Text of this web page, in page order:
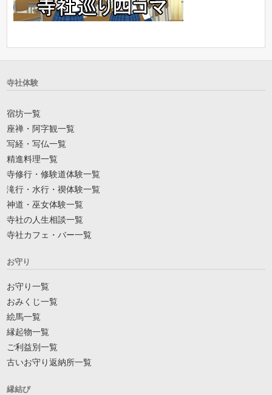
寺社体験
宿坊一覧
座禅・阿字観一覧
写経・写仏一覧
精進料理一覧
寺修行・修験道体験一覧
滝行・水行・禊体験一覧
神道・巫女体験一覧
寺社の人生相談一覧
寺社カフェ・バー一覧
お守り
お守り一覧
おみくじ一覧
絵馬一覧
縁起物一覧
ご利益別一覧
古いお守り返納所一覧
縁結び